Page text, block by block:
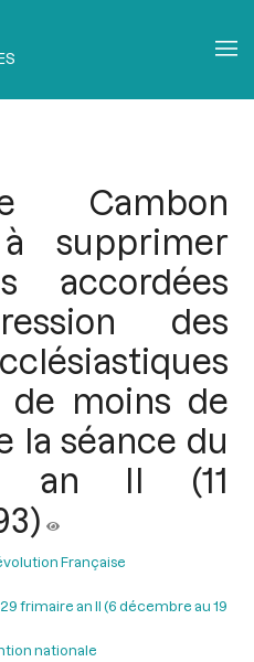
Cambon
supprimer
accordées
des
de moins de
la séance du
an II (11
Française
frimaire an II (6 décembre au 19
nationale